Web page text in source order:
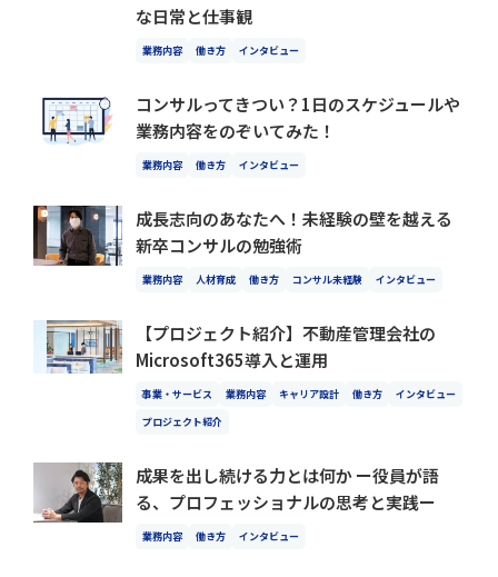
な日常と仕事観
業務内容 働き方 インタビュー
コンサルってきつい？1日のスケジュールや
業務内容をのぞいてみた！
業務内容 働き方 インタビュー
成長志向のあなたへ！未経験の壁を越える
新卒コンサルの勉強術
業務内容 人材育成 働き方 コンサル未経験 インタビュー
【プロジェクト紹介】不動産管理会社の
Microsoft365導入と運用
事業・サービス 業務内容 キャリア設計 働き方
インタビュー
プロジェクト紹介
成果を出し続ける力とは何か ー役員が語
る、プロフェッショナルの思考と実践ー
業務内容 働き方 インタビュー